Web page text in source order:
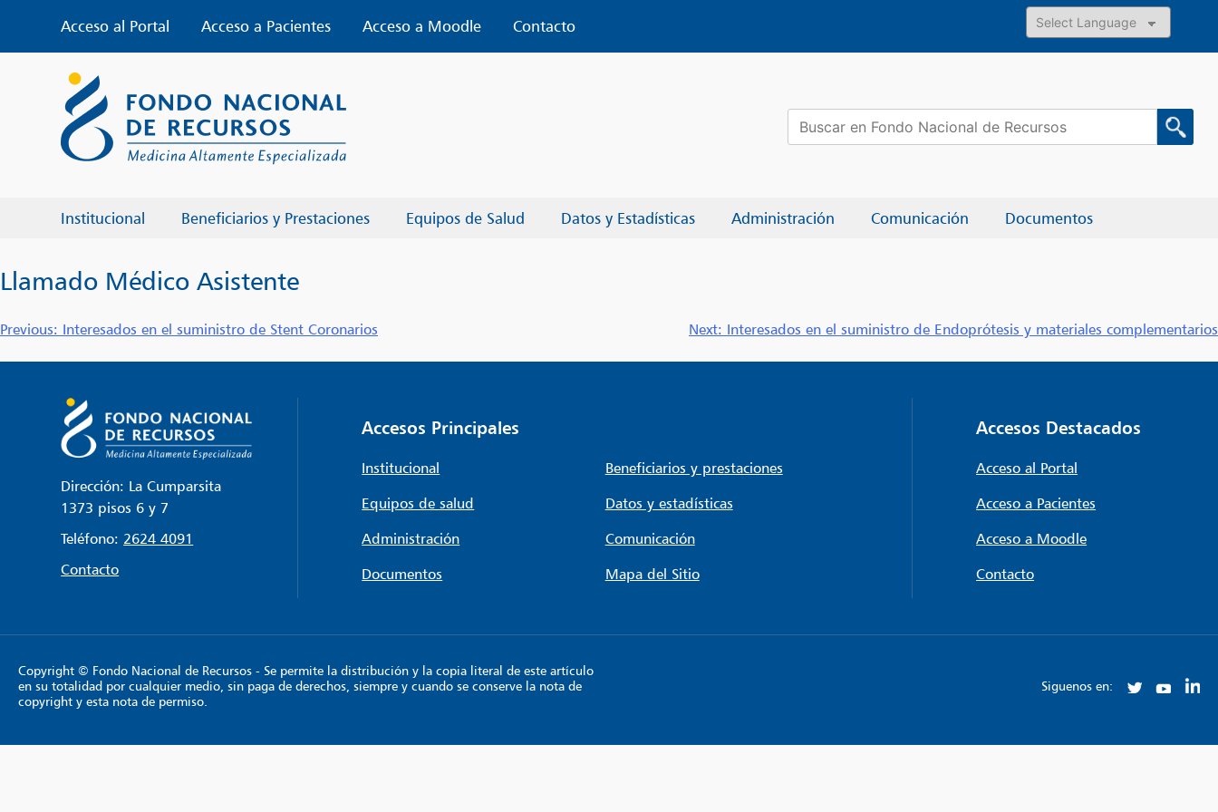
content
Acceso al Portal Acceso a Pacientes Acceso a Moodle
Contacto
Powered by
Institucional Beneficiarios y Prestaciones Equipos de Salud Datos y Estadísticas Administración Comunicación Documentos
Buscar:
Llamado Médico Asistente
Navegación
de
entradas
Previous: Interesados en el suministro de Stent Coronarios Next: Interesados en el suministro de Endoprótesis y materiales complementarios
Dirección: La Cumparsita
1373 pisos 6 y 7
Teléfono: 2624 4091
Contacto
Accesos Principales
Institucional
Beneficiarios y prestaciones
Equipos de salud
Datos y estadísticas
Administración
Comunicación
Documentos
Mapa del Sitio
Accesos Destacados
Acceso al Portal
Acceso a Pacientes
Acceso a Moodle
Contacto
Copyright © Fondo Nacional de Recursos - Se permite la distribución y la copia literal de este artículo
en su totalidad por cualquier medio, sin paga de derechos, siempre y cuando se conserve la nota de
copyright y esta nota de permiso.
Siguenos en: